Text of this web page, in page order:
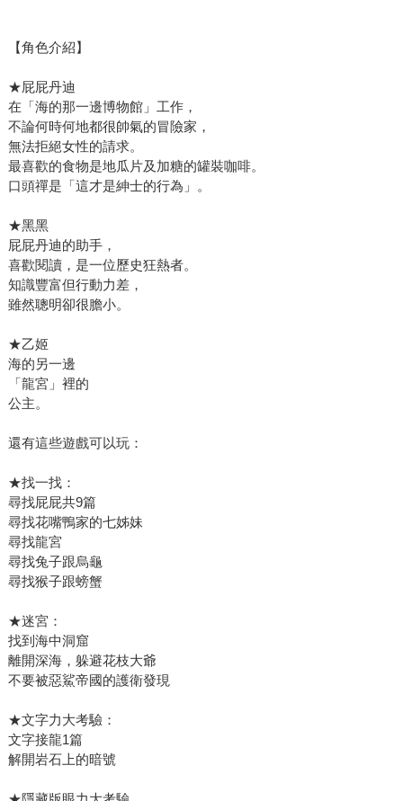
【角色介紹】
★屁屁丹迪
在「海的那一邊博物館」工作，
不論何時何地都很帥氣的冒險家，
無法拒絕女性的請求。
最喜歡的食物是地瓜片及加糖的罐裝咖啡。
口頭禪是「這才是紳士的行為」。
★黑黑
屁屁丹迪的助手，
喜歡閱讀，是一位歷史狂熱者。
知識豐富但行動力差，
雖然聰明卻很膽小。
★乙姬
海的另一邊
「龍宮」裡的
公主。
還有這些遊戲可以玩：
★找一找：
尋找屁屁共9篇
尋找花嘴鴨家的七姊妹
尋找龍宮
尋找兔子跟烏龜
尋找猴子跟螃蟹
★迷宮：
找到海中洞窟
離開深海，躲避花枝大爺
不要被惡鯊帝國的護衛發現
★文字力大考驗：
文字接龍1篇
解開岩石上的暗號